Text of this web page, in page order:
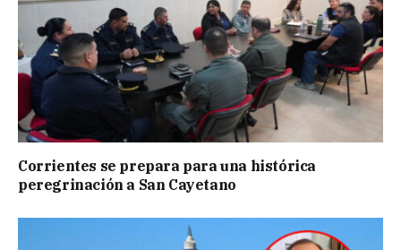
Corrientes se prepara para una histórica
peregrinación a San Cayetano